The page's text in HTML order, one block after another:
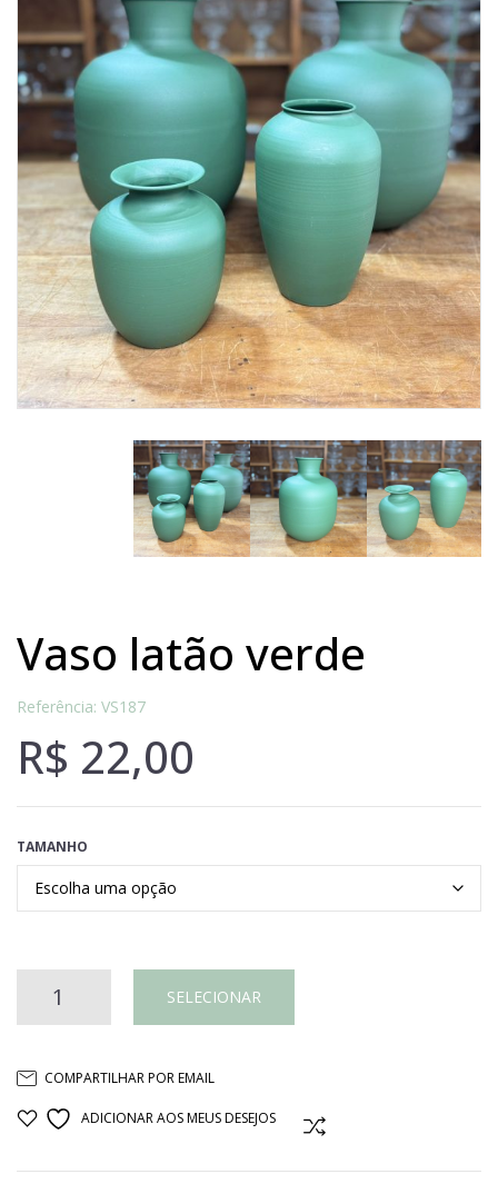
Lost Password
Cadastrar Conta
vaso latão verde
Referência: VS187
R$ 22,00
TAMANHO
VASO
VERDE
SELECIONAR
COMPARTILHAR POR EMAIL
ADICIONAR AOS MEUS DESEJOS